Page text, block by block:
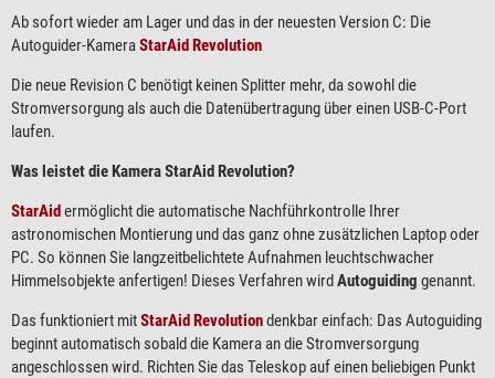
Ab sofort wieder am Lager und das in der neuesten Version C: Die
Autoguider-KameraStarAid Revolution
Die neue Revision C benötigt keinen Splitter mehr, da sowohl die
Stromversorgung als auch die Datenübertragung über einen USB-C-Port
laufen.
Was leistet die Kamera StarAid Revolution?
StarAidermöglicht die automatische Nachführkontrolle Ihrer
astronomischen Montierung und das ganz ohne zusätzlichen Laptop oder
PC. So können Sie langzeitbelichtete Aufnahmen leuchtschwacher
Himmelsobjekte anfertigen! Dieses Verfahren wirdAutoguiding genannt.
Das funktioniert mitStarAid Revolutiondenkbar einfach: Das Autoguiding
beginnt automatisch sobald die Kamera an die Stromversorgung
angeschlossen wird. Richten Sie das Teleskop auf einen beliebigen Punkt